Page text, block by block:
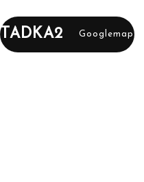
TADKA2 Googlemap